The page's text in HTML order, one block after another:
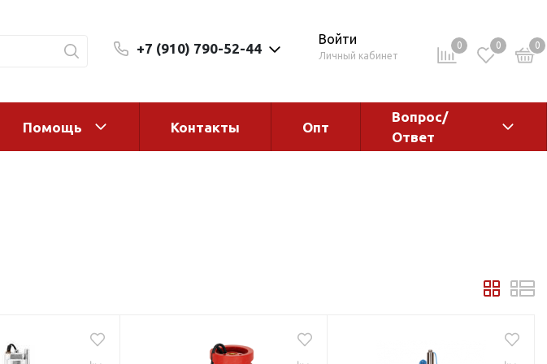
+7 (910) 790-52-44
Войти
Личный кабинет
0 0 0
Магистральные фильтры
Помощь Контакты Опт
Вопрос/
Ответ